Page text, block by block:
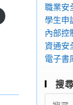
職業安
學生申
內部控
資通安
電子書
搜
Search